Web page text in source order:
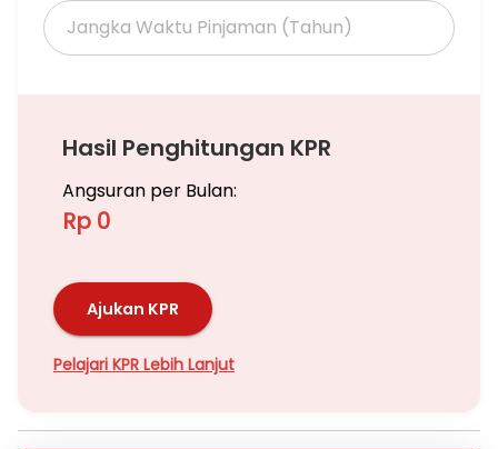
Hasil Penghitungan KPR
Angsuran per Bulan:
Rp 0
Ajukan KPR
Pelajari KPR Lebih Lanjut